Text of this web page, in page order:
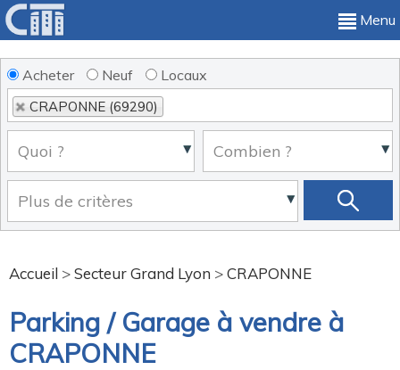
Menu
Acheter Neuf Locaux
CRAPONNE (69290)
Accueil >Secteur Grand Lyon >CRAPONNE
Parking / Garage à vendre à
CRAPONNE